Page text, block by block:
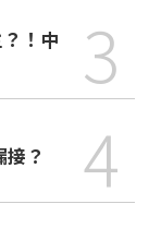
3
？
4